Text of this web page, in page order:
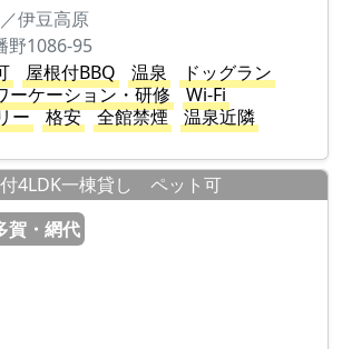
伊豆高原
野1086-95
屋根付BBQ 温泉
ドッグラン
ーケーション・研修
Wi-Fi
ー
格安 全館禁煙
温泉近隣
4LDK一棟貸し ペット可
賀・網代